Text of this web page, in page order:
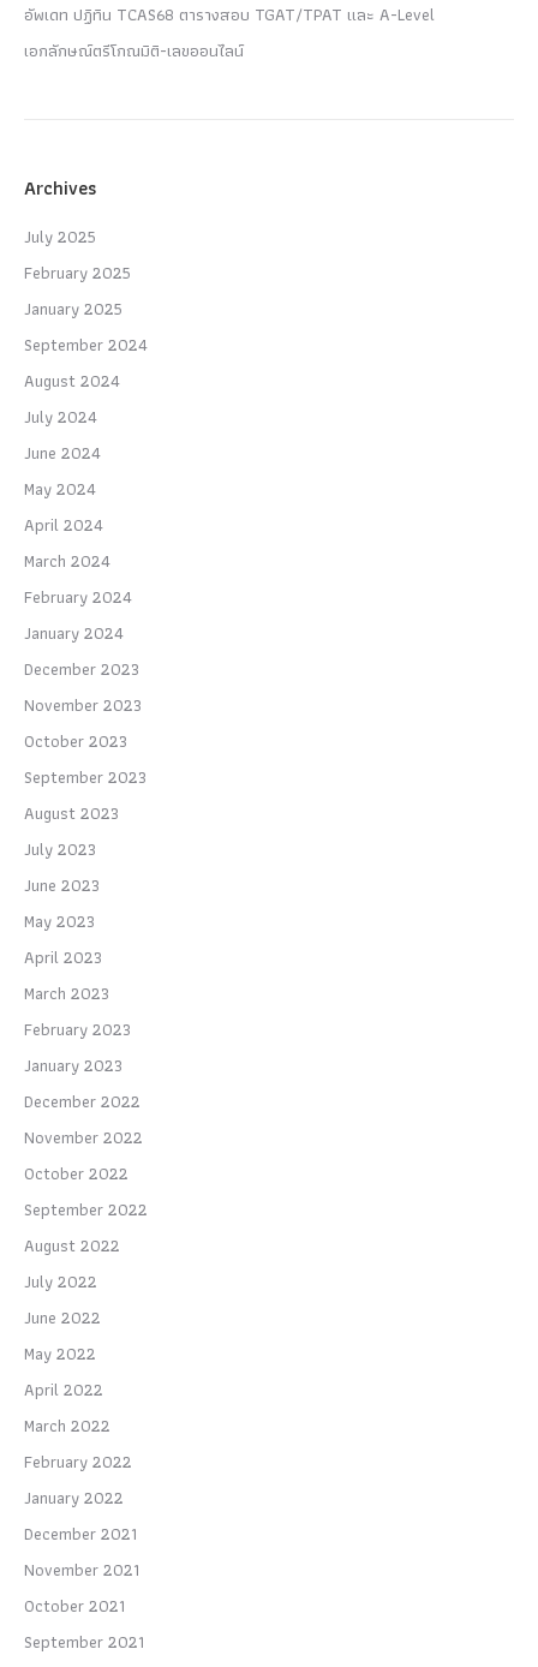
อัพเดท ปฏิทิน TCAS68 ตารางสอบ TGAT/TPAT และ A-Level
เอกลักษณ์ตรีโกณมิติ-เลขออนไลน์
Archives
July 2025
February 2025
January 2025
September 2024
August 2024
July 2024
June 2024
May 2024
April 2024
March 2024
February 2024
January 2024
December 2023
November 2023
October 2023
September 2023
August 2023
July 2023
June 2023
May 2023
April 2023
March 2023
February 2023
January 2023
December 2022
November 2022
October 2022
September 2022
August 2022
July 2022
June 2022
May 2022
April 2022
March 2022
February 2022
January 2022
December 2021
November 2021
October 2021
September 2021